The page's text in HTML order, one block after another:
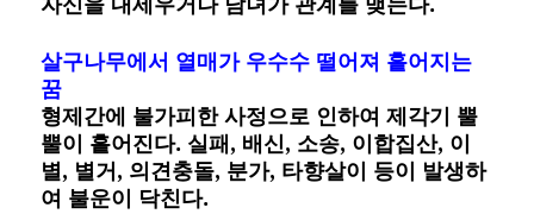
살구나무에서 열매가 우수수 떨어져 흩어지는
꿈
형제간에 불가피한 사정으로 인하여 제각기 뿔
뿔이 흩어진다. 실패, 배신, 소송, 이합집산, 이
별, 별거, 의견충돌, 분가, 타향살이 등이 발생하
여 불운이 닥친다.